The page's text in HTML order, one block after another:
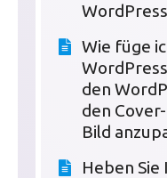
Wie füge
den
den
Bild
Heben